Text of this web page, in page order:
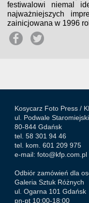
festiwalowi niemal
najważniejszych
zainicjowana w 1996
Kosycarz Foto Press /
ul. Podwale
80-844 Gdańsk
tel. 58 301 94 46
tel. kom. 601 209 975
e-mail: foto@kfp.com.pl
Odbiór zamówień dla
Galeria Sztuk Różnych
ul. Ogarna 101 Gdańsk
pn-pt 10:00-18:00